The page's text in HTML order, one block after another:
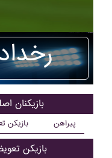
بازیکنان
بازیکن پیراهن
بازیکن